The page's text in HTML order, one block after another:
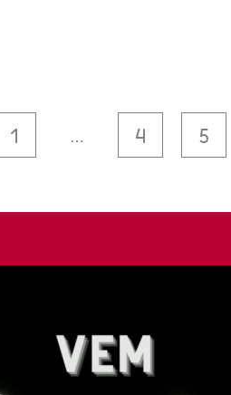
1 … 4 5